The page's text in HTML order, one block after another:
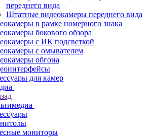
переднего вида
Штатные видеокамеры переднего вида
в рамке номерного знака
бокового обзора
с ИК подсветкой
с омывателем
обгона
для камер
мониторы